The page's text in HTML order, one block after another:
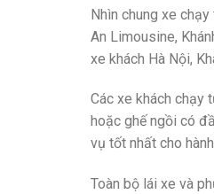
Nhìn chung xe
An Limousine,
xe khách Hà Nội,
Các xe khách chạy
hoặc ghế ngồi có
vụ tốt nhất cho
Toàn bộ lái xe và